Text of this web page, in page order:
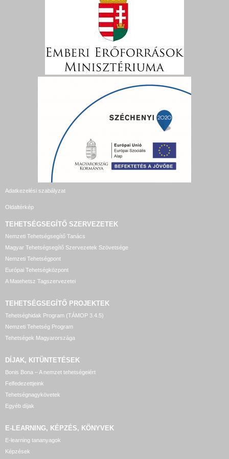
Adatkezelési szabályzat
Oldaltérkép
TEHETSÉGSEGÍTŐ SZERVEZETEK
Nemzeti Tehetségsegítő Tanács
Magyar Tehetségsegítő Szervezetek Szövetsége
Nemzeti Tehetségpont
Európai Tehetségközpont
A Matehetsz Tagszervezetei
TEHETSÉGSEGÍTŐ PROJEKTEK
Tehetséghidak Program (TÁMOP 3.4.5)
Nemzeti Tehetség Program
Tehetségek Magyarországa
DÍJAK, KITÜNTETÉSEK
Bonis Bona – A nemzet tehetségeiért
Felfedezettjeink
Tehetségnagykövetek
Egyéb díjak
E-LEARNING, KÉPZÉS, KÖNYVEK
E-learning tananyagok
Képzések